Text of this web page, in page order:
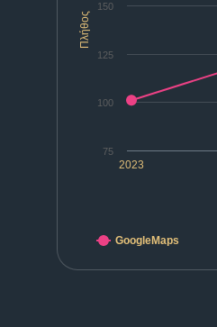
Πλήθος
2023
100
75
125
150
GoogleMaps